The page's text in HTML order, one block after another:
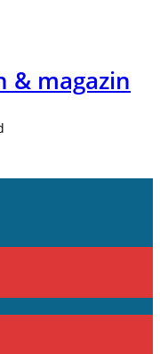
& magazin